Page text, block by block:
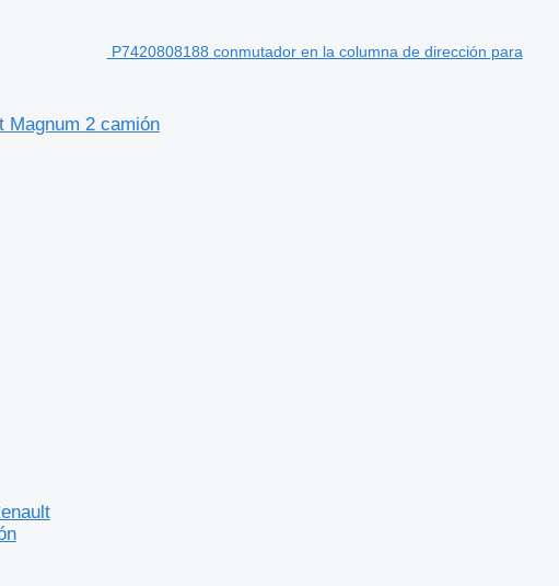
P7420808188 conmutador en la columna de dirección para
Magnum 2 camión